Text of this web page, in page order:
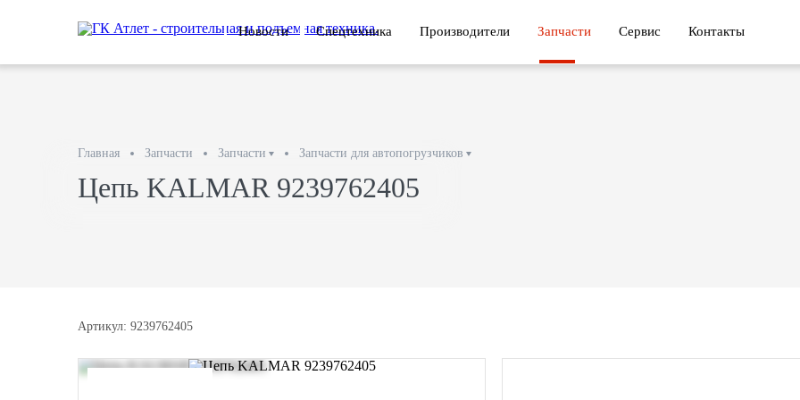
Новости Спецтехника Производители Запчасти Сервис Контакты
Главная Запчасти Запчасти Запчасти для автопогрузчиков
Цепь KALMAR 9239762405
Артикул: 9239762405